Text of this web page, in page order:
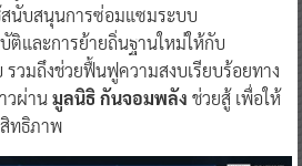
สนับสนุนการซ่อมแซมระบบ
และการย้ายถิ่นฐานใหม่ให้กับ
วมถึงช่วยฟื้นฟูความสงบเรียบร้อยทาง
วผ่านมูลนิธิ กันจอมพลัง ช่วยสู้ เพื่อให้
สิทธิภาพ